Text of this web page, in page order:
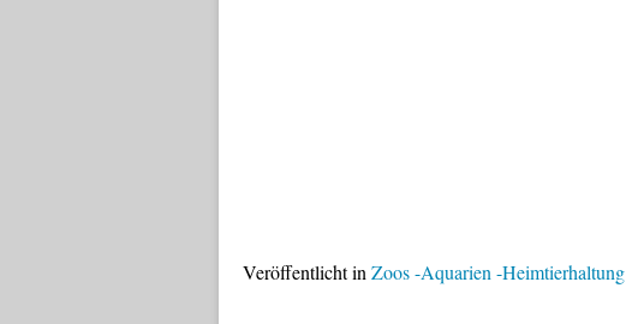
Veröffentlicht in Zoos -Aquarien -Heimtierhaltung